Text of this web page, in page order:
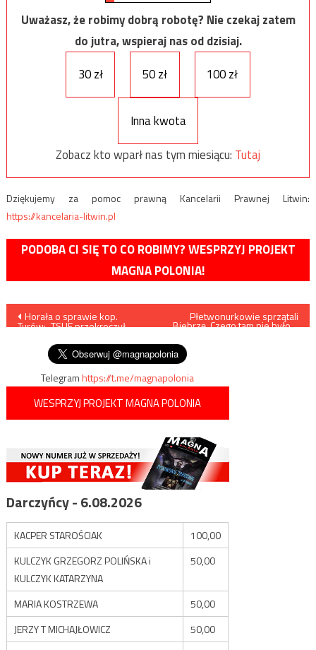
Uważasz, że robimy dobrą robotę? Nie czekaj zatem
do jutra, wspieraj nas od dzisiaj.
30 zł
50 zł 100 zł
Inna kwota
Zobacz kto wparł nas tym miesiącu: Tutaj
Dziękujemy za pomoc prawną Kancelarii Prawnej Litwin:
https://kancelaria-litwin.pl
PODOBA CI SIĘ TO CO ROBIMY? WESPRZYJ PROJEKT
MAGNA POLONIA!
Nawigacja
wpisu
Horała o sprawie kop.
Turów: „TSUE przekroczył
Płetwonurkowie sprzątali
Biebrzę. Czego tam nie było…
Telegramhttps://t.me/magnapolonia
WESPRZYJ PROJEKT MAGNA POLONIA
Darczyńcy - 6.08.2026
KACPER STAROŚCIAK
100,00
KULCZYK GRZEGORZ POLIŃSKA i
KULCZYK KATARZYNA
50,00
MARIA KOSTRZEWA
50,00
JERZY T MICHAJŁOWICZ
50,00